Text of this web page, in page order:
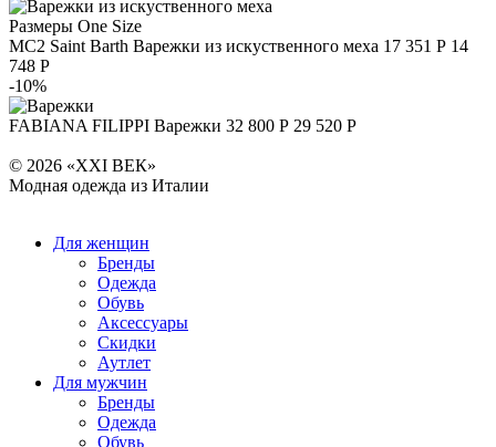
Размеры One Size
MC2 Saint Barth Варежки из искуственного меха 17 351 Р 14
748 Р
-10%
FABIANA FILIPPI Варежки 32 800 Р 29 520 Р
© 2026 «XXI ВЕК»
Модная одежда из Италии
Для женщин
Бренды
Одежда
Обувь
Аксессуары
Скидки
Аутлет
Для мужчин
Бренды
Одежда
Обувь